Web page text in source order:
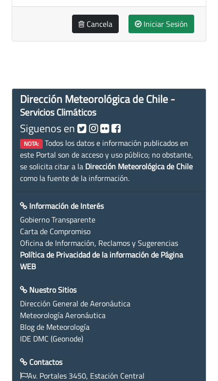
Cancela Iniciar Sesión
Dirección Meteorológica de Chile -
Servicios Climáticos
Siguenos en
NOTA: Todos los datos e información publicados en
este Portal son de acceso y uso público; no obstante,
se solicita citar a la Dirección Meteorológica de Chile
como la fuente de la información.
Información de Interés
Gobierno Transparente
Carta de Compromiso
Oficina de Información, Reclamos y Sugerencias
Política de Privacidad de la información de Página
WEB
Nuestro Sitios
Dirección General de Aeronáutica
Meteorología Aeronáutica
Blog de Meteorología
IDE DMC (Geonode)
Contactos
Av. Portales 3450, Estación Central